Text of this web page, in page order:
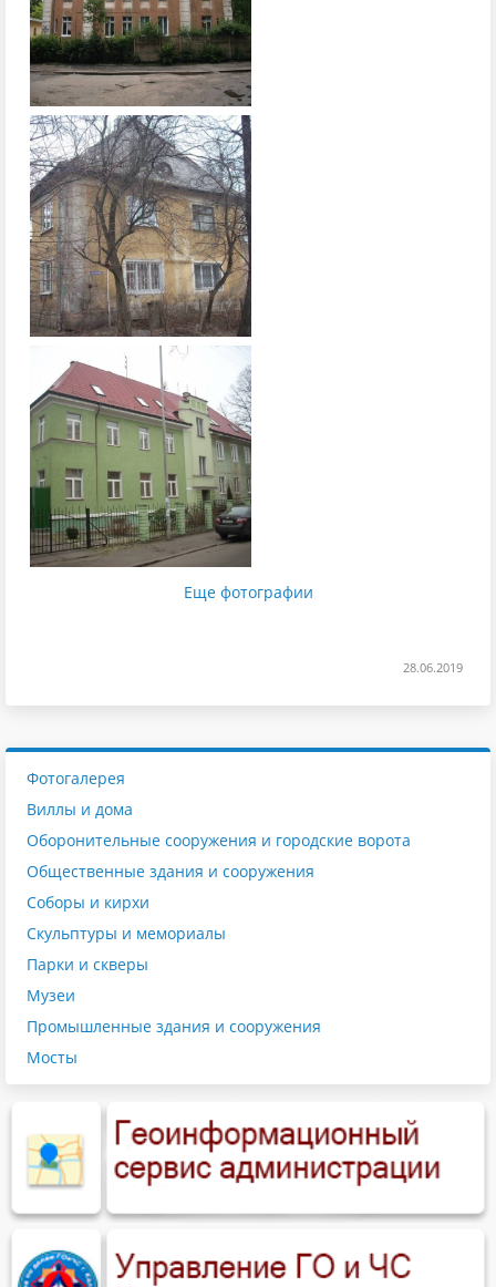
Еще фотографии
28.06.2019
Фотогалерея
Виллы и дома
Оборонительные сооружения и городские ворота
Общественные здания и сооружения
Соборы и кирхи
Скульптуры и мемориалы
Парки и скверы
Музеи
Промышленные здания и сооружения
Мосты